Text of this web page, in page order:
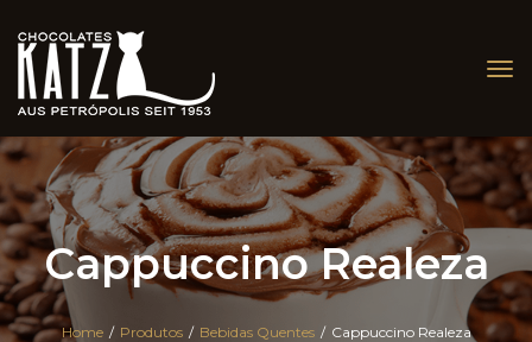
Cappuccino Realeza
Home / Produtos / Bebidas Quentes / Cappuccino Realeza